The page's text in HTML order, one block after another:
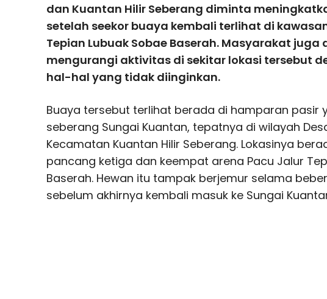
dan Kuantan Hilir Seberang diminta
setelah seekor buaya kembali terlihat di
Tepian Lubuak Sobae Baserah. Masyarakat
mengurangi aktivitas di sekitar lokasi tersebut
hal-hal yang tidak diinginkan.
Buaya tersebut terlihat berada di hamparan pasir
seberang Sungai Kuantan, tepatnya di wilayah
Kecamatan Kuantan Hilir Seberang. Lokasinya
pancang ketiga dan keempat arena Pacu Jalur
Baserah. Hewan itu tampak berjemur selama
sebelum akhirnya kembali masuk ke Sungai